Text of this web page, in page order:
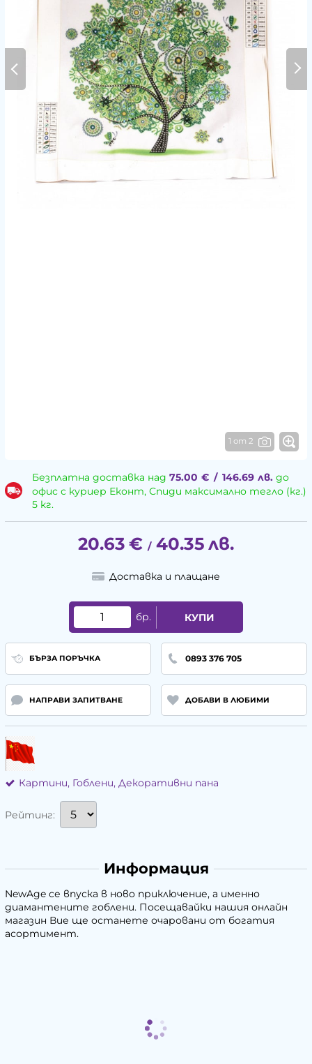
1 от 2
Безплатна доставка над 75.00 € / 146.69 лв.до
офис с куриер Еконт, Спиди максимално тегло (кг.)
5 кг.
20.63 € / 40.35 лв.
Доставка и плащане
бр. КУПИ
БЪРЗА ПОРЪЧКА 0893 376 705
НАПРАВИ ЗАПИТВАНЕ ДОБАВИ В ЛЮБИМИ
Картини, Гоблени, Декоративни пана
Рейтинг:
Информация
NewAge се впуска в ново приключение, а именно
диамантените гоблени. Посещавайки нашия онлайн
магазин Вие ще останете очаровани от богатия
асортимент.